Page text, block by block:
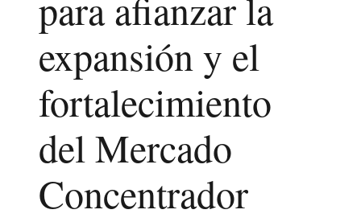
expansión y el
fortalecimiento
del Mercado
Concentrador